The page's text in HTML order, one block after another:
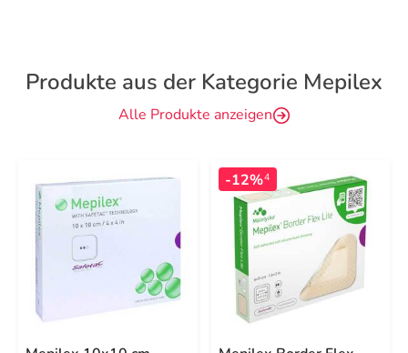
Produkte aus der Kategorie Mepilex
Alle Produkte anzeigen
-12%4